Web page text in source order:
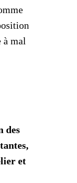
à mal
des
et